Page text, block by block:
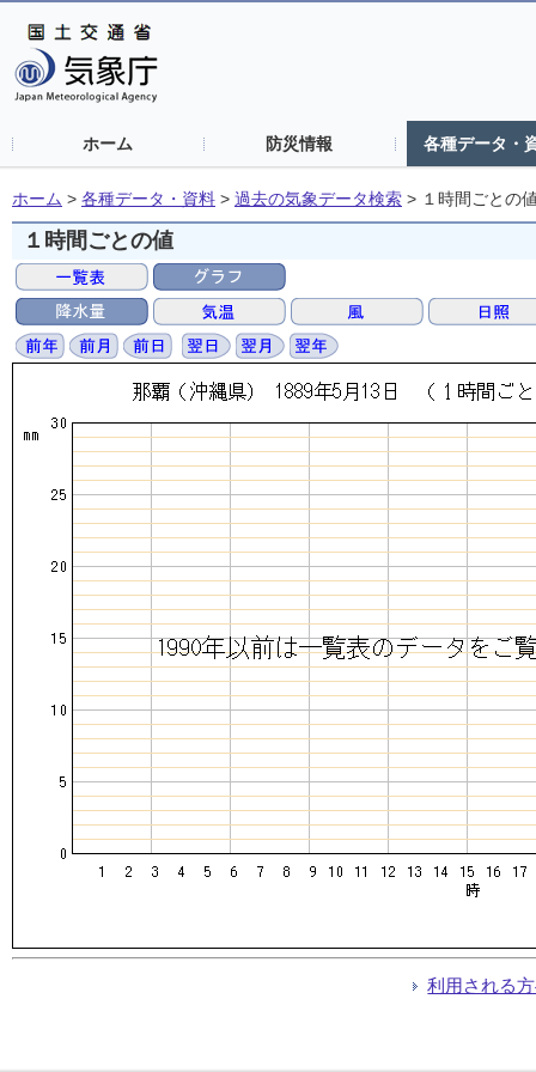
ホーム 防災情報 各種データ・
ホーム > 各種データ・資料 > 過去の気象データ検索 > １時間ごとの
１時間ごとの値
利用される